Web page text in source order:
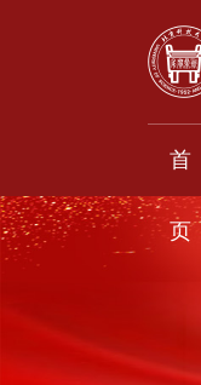
首
页